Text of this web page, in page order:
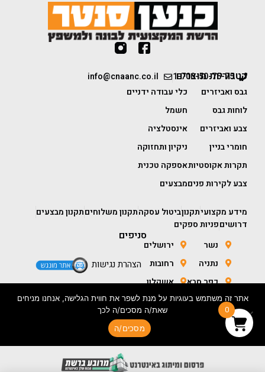
1-700-50-75-75
info@cnaanc.co.il קטגוריות מוצרים
גבס ואביזרים
לוחות גבס
צבע ואביזרים
חומרי בניין
תקרות אקוסטיות
צבע לקירות פנים
כלי עבודה ידניים
חשמל
אינסטלציה
ניקיון ותחזוקה
אספקה טכנית
מבצעים
מידע מקצועיתקנוןביטול עסקהתקנון משלוחיםתקנון מבצעים
דרושיםפניות ספקים
סניפים
נשר
נתניה
כפר סבא
חולון
ירושלים
רחובות
אשקלון
באר שבע
הצהרת נגישות
0
אתר זה משתמש בעוגיות על מנת לשפר את חווית הגלישה, אנחנו מניחים
שאת/ה מסכים/ה לכך
מסכים/ה